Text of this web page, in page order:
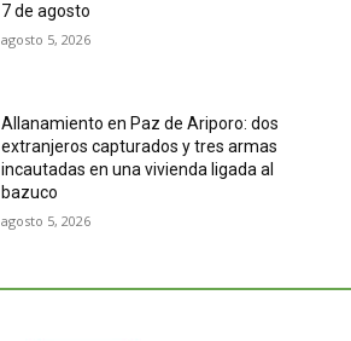
7 de agosto
agosto 5, 2026
Allanamiento en Paz de Ariporo: dos
extranjeros capturados y tres armas
incautadas en una vivienda ligada al
bazuco
agosto 5, 2026